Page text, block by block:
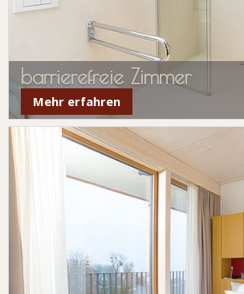
barrierefreie Zimmer
Mehr erfahren